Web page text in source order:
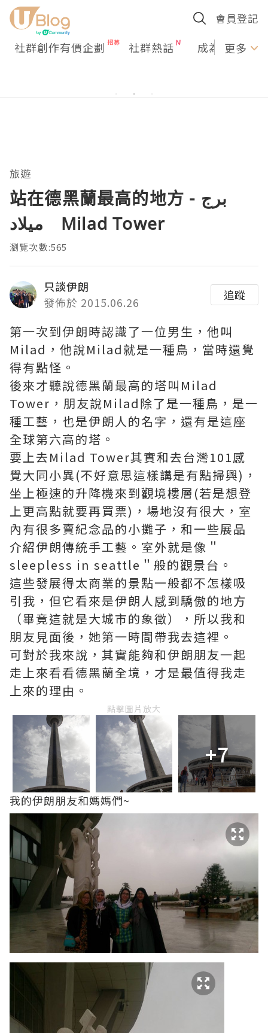
會員登記
社群創作有價企劃 社群熱話 成為U更多
旅遊
站在德黑蘭最高的地方 - برج
میلاد Milad Tower
瀏覽次數:565
只談伊朗
發佈於 2015.06.26
追蹤
第一次到伊朗時認識了一位男生，他叫
Milad，他說Milad就是一種鳥，當時還覺
得有點怪。
後來才聽說德黑蘭最高的塔叫Milad
Tower，朋友說Milad除了是一種鳥，是一
種工藝，也是伊朗人的名字，還有是這座
全球第六高的塔。
要上去Milad Tower其實和去台灣101感
覺大同小異(不好意思這樣講是有點掃興)，
坐上極速的升降機來到觀境樓層(若是想登
上更高點就要再買票)，場地沒有很大，室
內有很多賣紀念品的小攤子，和一些展品
介紹伊朗傳統手工藝。室外就是像＂
sleepless in seattle＂般的觀景台。
這些發展得太商業的景點一般都不怎樣吸
引我，但它看來是伊朗人感到驕傲的地方
（畢竟這就是大城市的象徵），所以我和
朋友見面後，她第一時間帶我去這裡。
可對於我來說，其實能夠和伊朗朋友一起
走上來看看德黑蘭全境，才是最值得我走
上來的理由。
點擊圖片放大
+7
我的伊朗朋友和媽媽們~